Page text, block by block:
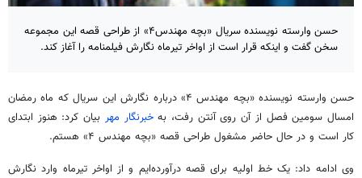
حسن وارسته نویسنده سریال «بچه مهندس۴» از طراحی قصه این مجموعه
سخن گفت و اینکه قرار است از اواخر تیرماه نگارش فیلمنامه را آغاز کند.
حسن وارسته نویسنده «بچه مهندس ۴» درباره نگارش این سریال که ماه رمضان
امسال سومین فصل از آن روی آنتن رفت، به خبرنگار مهر بیان کرد: هنوز ابتدای
کار است و در حال حاضر مشغول طراحی قصه «بچه مهندس ۴» هستم.
وی ادامه داد: یک خط اولیه برای قصه درآورده‌ایم و از اواخر تیرماه وارد نگارش